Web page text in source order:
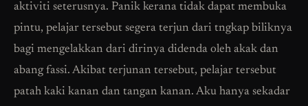
aktiviti seterusnya. Panik kerana tidak dapat membuka
pintu, pelajar tersebut segera terjun dari tngkap biliknya
bagi mengelakkan dari dirinya didenda oleh akak dan
abang fassi. Akibat terjunan tersebut, pelajar tersebut
patah kaki kanan dan tangan kanan. Aku hanya sekadar